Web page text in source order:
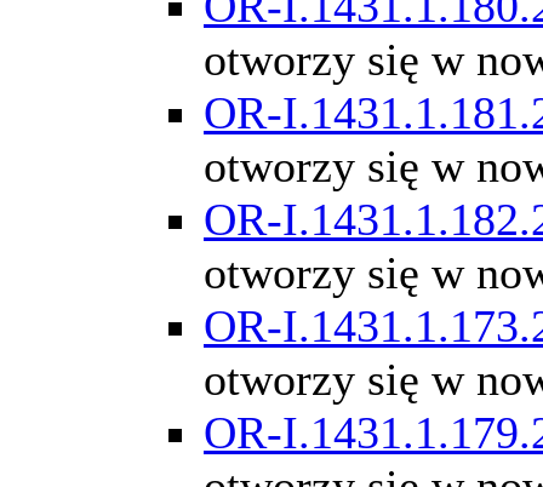
otworzy się w
OR-
otworzy się w
OR-
otworzy się w
OR-
otworzy się w
OR-